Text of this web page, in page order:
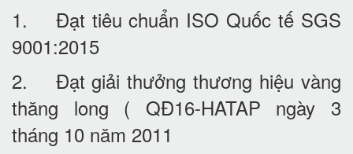
1. Đạt tiêu chuẩn ISO Quốc tế SGS
9001:2015
2. Đạt giải thưởng thương hiệu vàng
thăng long ( QĐ16-HATAP ngày 3
tháng 10 năm 2011